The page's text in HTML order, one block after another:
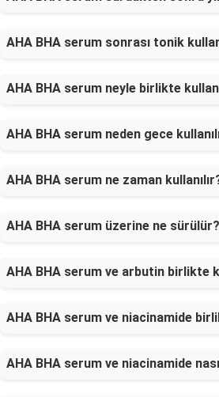
AHA BHA serum sonrası tonik
AHA BHA serum neyle birlikte
AHA BHA serum neden gece
AHA BHA serum ne zaman
AHA BHA serum üzerine ne sürülür?
AHA BHA serum ve arbutin birlikte
AHA BHA serum ve niacinamide
AHA BHA serum ve niacinamide